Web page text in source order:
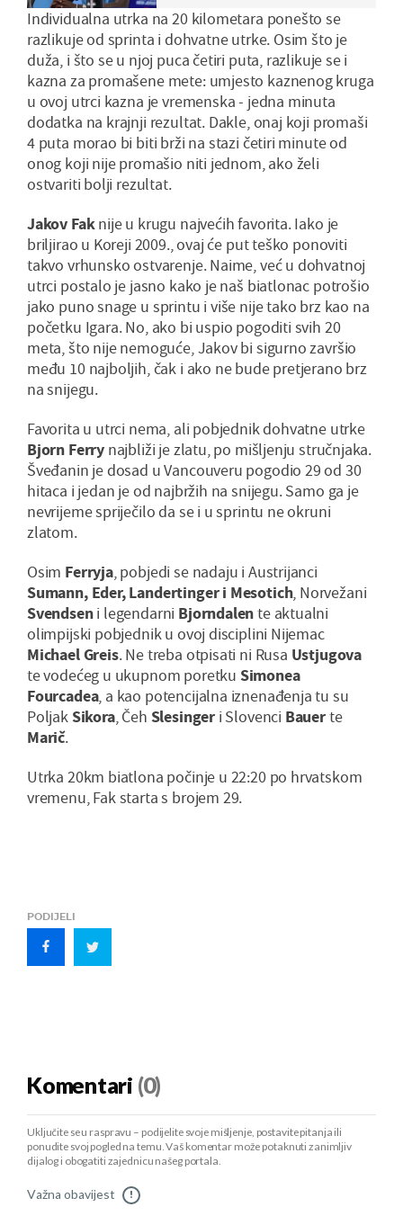
Individualna utrka na 20 kilometara ponešto se
razlikuje od sprinta i dohvatne utrke. Osim što je
duža, i što se u njoj puca četiri puta, razlikuje se i
kazna za promašene mete: umjesto kaznenog kruga
u ovoj utrci kazna je vremenska - jedna minuta
dodatka na krajnji rezultat. Dakle, onaj koji promaši
4 puta morao bi biti brži na stazi četiri minute od
onog koji nije promašio niti jednom, ako želi
ostvariti bolji rezultat.
Jakov Faknije u krugu najvećih favorita. Iako je
briljirao u Koreji 2009., ovaj će put teško ponoviti
takvo vrhunsko ostvarenje. Naime, već u dohvatnoj
utrci postalo je jasno kako je naš biatlonac potrošio
jako puno snage u sprintu i više nije tako brz kao na
početku Igara. No, ako bi uspio pogoditi svih 20
meta, što nije nemoguće, Jakov bi sigurno završio
među 10 najboljih, čak i ako ne bude pretjerano brz
na snijegu.
Favorita u utrci nema, ali pobjednik dohvatne utrke
Bjorn Ferry najbliži je zlatu, po mišljenju stručnjaka.
Šveđanin je dosad u Vancouveru pogodio 29 od 30
hitaca i jedan je od najbržih na snijegu. Samo ga je
nevrijeme spriječilo da se i u sprintu ne okruni
zlatom.
Osim Ferryja, pobjedi se nadaju i Austrijanci
Sumann, Eder, Landertinger i Mesotich, Norvežani
Svendseni legendarni Bjorndalente aktualni
olimpijski pobjednik u ovoj disciplini Nijemac
Michael Greis. Ne treba otpisati ni Rusa Ustjugova
te vodećeg u ukupnom poretku Simonea
Fourcadea, a kao potencijalna iznenađenja tu su
Poljak Sikora, Čeh Slesingeri Slovenci Bauerte
Marič.
Utrka 20km biatlona počinje u 22:20 po hrvatskom
vremenu, Fak starta s brojem 29.
PODIJELI
Komentari (0)
Uključite se u raspravu – podijelite svoje mišljenje, postavite pitanja ili
ponudite svoj pogled na temu. Vaš komentar može potaknuti zanimljiv
dijalog i obogatiti zajednicu našeg portala.
Važna obavijest !